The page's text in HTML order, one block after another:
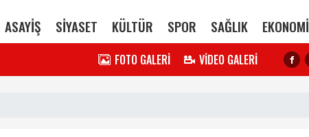
ASAYİŞ SİYASET KÜLTÜR SPOR SAĞLIK EKONOMİ
FOTO GALERİ VİDEO GALERİ